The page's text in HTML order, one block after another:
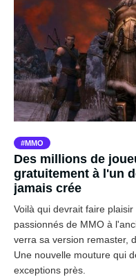
MMO
Des millions de
gratuitement à l'un
jamais crée
Voilà qui devrait faire
passionnés de MMO à
verra sa version remaster,
Une nouvelle mouture qui
exceptions près.